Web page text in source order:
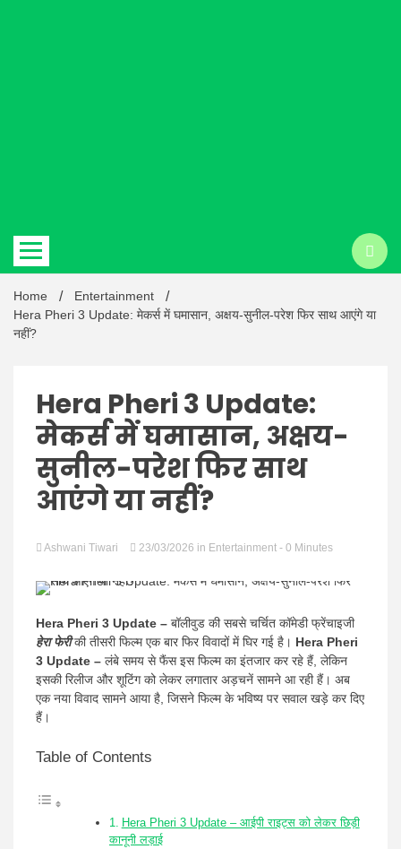
Latest
Hindi
News
Home
Entertainment
Hera Pheri 3 Update: मेकर्स में घमासान, अक्षय-सुनील-परेश फिर साथ आएंगे या
नहीं?
Hera Pheri 3 Update:
मेकर्स में घमासान, अक्षय-
सुनील-परेश फिर साथ
आएंगे या नहीं?
Ashwani Tiwari 23/03/2026 in Entertainment - 0 Minutes
Hera Pheri 3 Update – बॉलीवुड की सबसे चर्चित कॉमेडी फ्रेंचाइजी
हेरा फेरी की तीसरी फिल्म एक बार फिर विवादों में घिर गई है। Hera Pheri
3 Update – लंबे समय से फैंस इस फिल्म का इंतजार कर रहे हैं, लेकिन
इसकी रिलीज और शूटिंग को लेकर लगातार अड़चनें सामने आ रही हैं। अब
एक नया विवाद सामने आया है, जिसने फिल्म के भविष्य पर सवाल खड़े कर दिए
हैं।
Table of Contents
Hera Pheri 3 Update – आईपी राइट्स को लेकर छिड़ी
कानूनी लड़ाई